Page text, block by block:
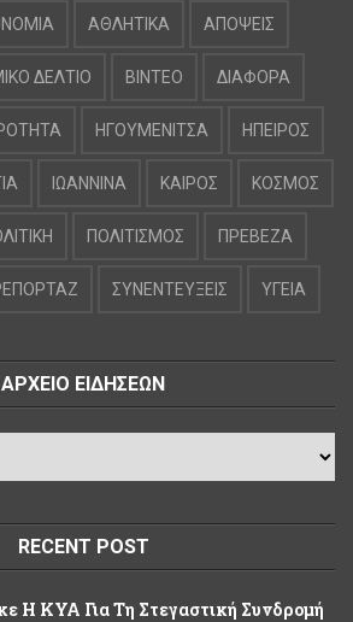
ΑΘΛΗΤΙΚΑ ΑΠΟΨΕΙΣ
ΔΕΛΤΙΟ ΒΙΝΤΕΟ ΔΙΑΦΟΡΑ
ΗΓΟΥΜΕΝΙΤΣΑ ΗΠΕΙΡΟΣ
ΙΩΑΝΝΙΝΑ ΚΑΙΡΟΣ ΚΟΣΜΟΣ
ΠΟΛΙΤΙΣΜΟΣ ΠΡΕΒΕΖΑ
ΣΥΝΕΝΤΕΥΞΕΙΣ ΥΓΕΙΑ
ΑΡΧΕΙΟ ΕΙΔΗΣΕΩΝ
RECENT POST
Η ΚΥΑ Για Τη Στεγαστική Συνδρομή